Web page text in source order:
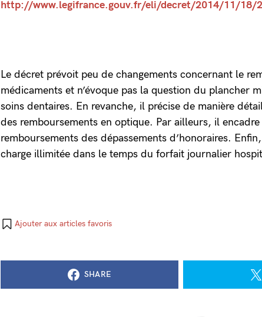
http://www.legifrance.gouv.fr/eli/decret/2014/11/18/
Le décret prévoit peu de changements concernant le
médicaments et n’évoque pas la question du plancher
soins dentaires. En revanche, il précise de manière
des remboursements en optique. Par ailleurs, il
remboursements des dépassements d’honoraires.
charge illimitée dans le temps du forfait journalier
Ajouter aux articles favoris
SHARE